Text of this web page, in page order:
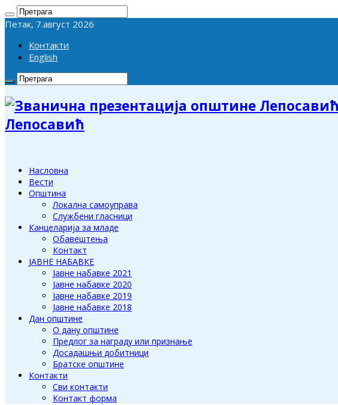
Петак, 7.август 2026
Контакти
English
Лепосавић
Насловна
Вести
Општина
Локална самоуправа
Службени гласници
Канцеларија за младе
Обавештења
Контакт
ЈАВНЕ НАБАВКЕ
Јавне набавке 2021
Јавне набавке 2020
Јавне набавке 2019
Јавне набавке 2018
Дан општине
О дану општине
Предлог за награду или признање
Досадашњи добитници
Братске општине
Контакти
Сви контакти
Контакт форма